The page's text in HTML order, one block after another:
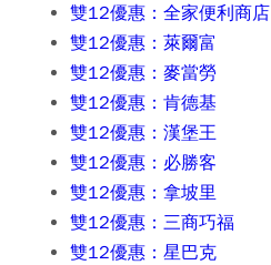
雙12優惠：全家便利商店
雙12優惠：萊爾富
雙12優惠：麥當勞
雙12優惠：肯德基
雙12優惠：漢堡王
雙12優惠：必勝客
雙12優惠：拿坡里
雙12優惠：三商巧福
雙12優惠：星巴克